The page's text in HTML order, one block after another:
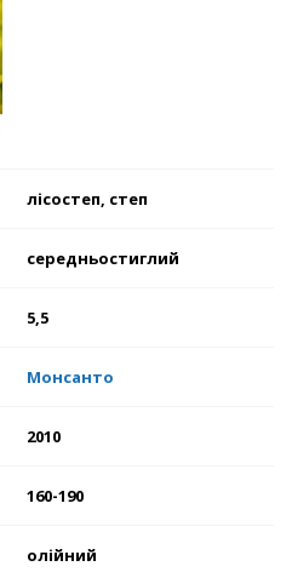
лісостеп, степ
середньостиглий
5,5
Монсанто
2010
160-190
олійний